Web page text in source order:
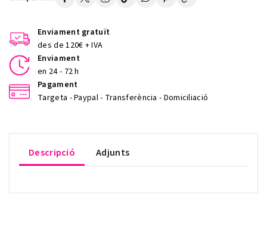
Enviament gratuït
des de 120€ + IVA
Enviament
en 24 - 72 h
Pagament
Targeta - Paypal - Transferència - Domiciliació
Descripció Adjunts